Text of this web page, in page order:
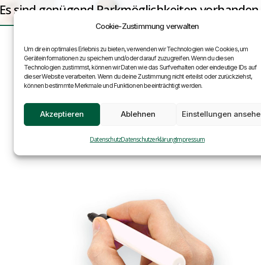
Cookie-Zustimmung verwalten
Um dir ein optimales Erlebnis zu bieten, verwenden wir Technologien wie Cookies, um
Geräteinformationen zu speichern und/oder darauf zuzugreifen. Wenn du diesen
Technologien zustimmst, können wir Daten wie das Surfverhalten oder eindeutige IDs auf
dieser Website verarbeiten. Wenn du deine Zustimmung nicht erteilst oder zurückziehst,
können bestimmte Merkmale und Funktionen beeinträchtigt werden.
Akzeptieren Ablehnen Einstellungen
DatenschutzDatenschutzerklärungImpressum
Es sind genügend Parkmöglichkeiten